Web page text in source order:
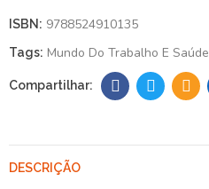
ISBN: 9788524910135
Tags: Mundo Do Trabalho E Saúde
DESCRIÇÃO